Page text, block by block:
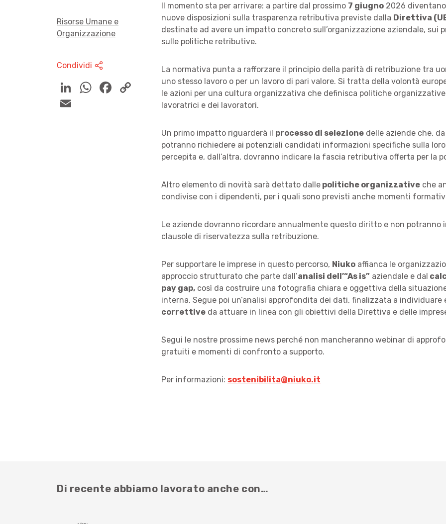
Risorse Umane e
Organizzazione
Condividi
Il momento sta per arrivare: a partire dal prossimo 7 giugno 2026
nuove disposizioni sulla trasparenza retributiva previste dalla Direttiva
destinate ad avere un impatto concreto sull’organizzazione aziendale, sui
sulle politiche retributive.
La normativa punta a rafforzare il principio della parità di retribuzione tra
uno stesso lavoro o per un lavoro di pari valore. Si tratta della volontà
le azioni per una cultura organizzativa che definisca politiche
lavoratrici e dei lavoratori.
Un primo impatto riguarderà il processo di selezione delle aziende che,
potranno richiedere ai potenziali candidati informazioni specifiche sulla
percepita e, dall’altra, dovranno indicare la fascia retributiva offerta per la
Altro elemento di novità sarà dettato dalle politiche organizzative che
condivise con i dipendenti, per i quali sono previsti anche momenti
Le aziende dovranno ricordare annualmente questo diritto e non potranno
clausole di riservatezza sulla retribuzione.
Per supportare le imprese in questo percorso, Niuko affianca le
approccio strutturato che parte dall’analisi dell’“As is” aziendale e dal
pay gap, così da costruire una fotografia chiara e oggettiva della
interna. Segue poi un’analisi approfondita dei dati, finalizzata a
correttive da attuare in linea con gli obiettivi della Direttiva e delle
Segui le nostre prossime news perché non mancheranno webinar di
gratuiti e momenti di confronto a supporto.
Per informazioni: sostenibilita@niuko.it
Di recente abbiamo lavorato anche con…